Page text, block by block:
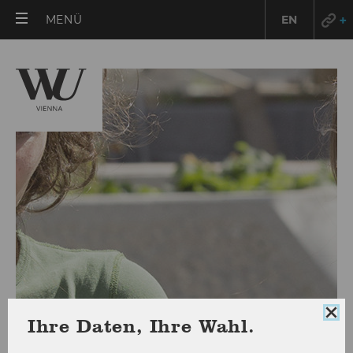
MENÜ EN
Workshop 2
Ihre Daten, Ihre Wahl.